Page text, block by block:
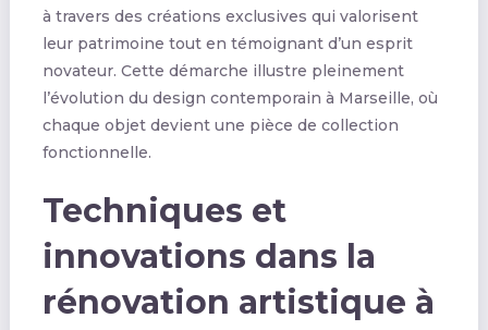
à travers des créations exclusives qui valorisent
leur patrimoine tout en témoignant d’un esprit
novateur. Cette démarche illustre pleinement
l’évolution du design contemporain à Marseille, où
chaque objet devient une pièce de collection
fonctionnelle.
Techniques et
innovations dans la
rénovation artistique à